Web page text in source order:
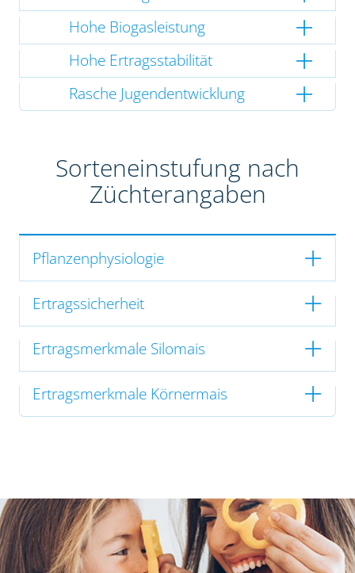
Hohe Biogasleistung
Hohe Ertragsstabilität
Rasche Jugendentwicklung
Sorteneinstufung nach
Züchterangaben
Pflanzenphysiologie
Ertragssicherheit
Ertragsmerkmale Silomais
Ertragsmerkmale Körnermais